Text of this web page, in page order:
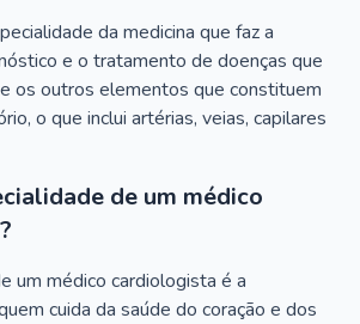
da medicina que faz a
e o tratamento de doenças que
os outros elementos que constituem
o que inclui artérias, veias, capilares
de um médico
um médico cardiologista é a
cuida da saúde do coração e dos